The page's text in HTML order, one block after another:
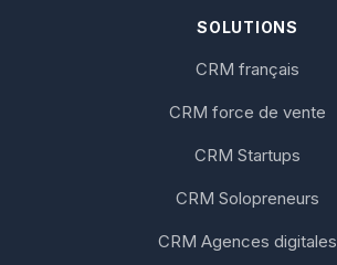
SOLUTIONS
CRM français
CRM force de vente
CRM Startups
CRM Solopreneurs
CRM Agences digitales